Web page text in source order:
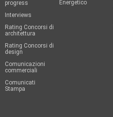
progress
Interviews
Rating Concorsi di
architettura
Rating Concorsi di
design
Comunicazioni
commerciali
Comunicati
Stampa
Energetico